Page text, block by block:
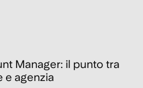
Manager: il punto tra
e agenzia